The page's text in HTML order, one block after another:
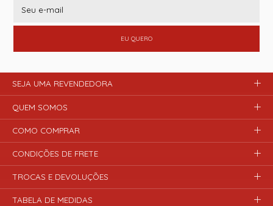
EU QUERO
SEJA UMA REVENDEDORA
QUEM SOMOS
COMO COMPRAR
CONDIÇÕES DE FRETE
TROCAS E DEVOLUÇÕES
TABELA DE MEDIDAS